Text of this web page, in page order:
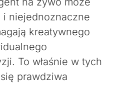
i niejednoznaczne
kreatywnego
To właśnie w tych
prawdziwa